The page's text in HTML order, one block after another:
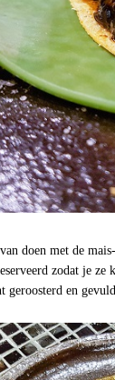
doen met de
zodat je
geroosterd en